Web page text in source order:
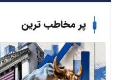
پر مخاطب ترین